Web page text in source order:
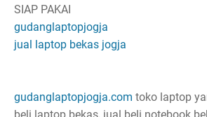
SIAP PAKAI
gudanglaptopjogja
jual laptop bekas jogja
gudanglaptopjogja.com toko laptop
beli laptop bekas, jual beli notebook